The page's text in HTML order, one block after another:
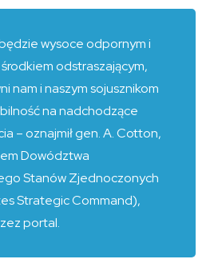
wysoce odpornym i
odstraszającym,
nam i naszym sojusznikom
na nadchodzące
– oznajmił gen. A. Cotton,
Dowództwa
Stanów Zjednoczonych
Strategic Command),
portal.